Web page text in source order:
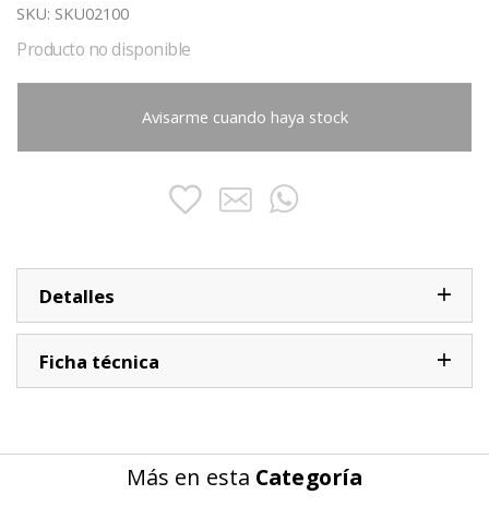
SKU: SKU02100
Producto no disponible
Avisarme cuando haya stock
Detalles
Ficha técnica
Más en esta Categoría